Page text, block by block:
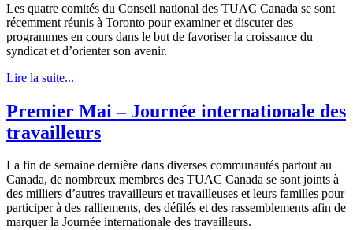
Les quatre comités du Conseil national des TUAC Canada se sont
récemment réunis à Toronto pour examiner et discuter des
programmes en cours dans le but de favoriser la croissance du
syndicat et d’orienter son avenir.
Lire la suite...
Premier Mai – Journée internationale des
travailleurs
La fin de semaine dernière dans diverses communautés partout au
Canada, de nombreux membres des TUAC Canada se sont joints à
des milliers d’autres travailleurs et travailleuses et leurs familles pour
participer à des ralliements, des défilés et des rassemblements afin de
marquer la Journée internationale des travailleurs.